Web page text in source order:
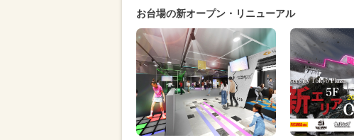
2024年12月のイベント 2024年11月のイベ
イルミネーション レゴ スポーツ
2024年5月のイベント 2024年6月のイベ
夏休み（日帰り） アート アウト
水遊び 2024年7月のイベント
お台場の新オープン・リニューアル